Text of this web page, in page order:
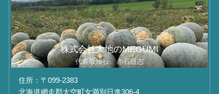
株式会社大地のMEGUMI
代表取締役 赤石昌志
住所：〒099-2383
北海道網走郡大空町女満別日進306-4